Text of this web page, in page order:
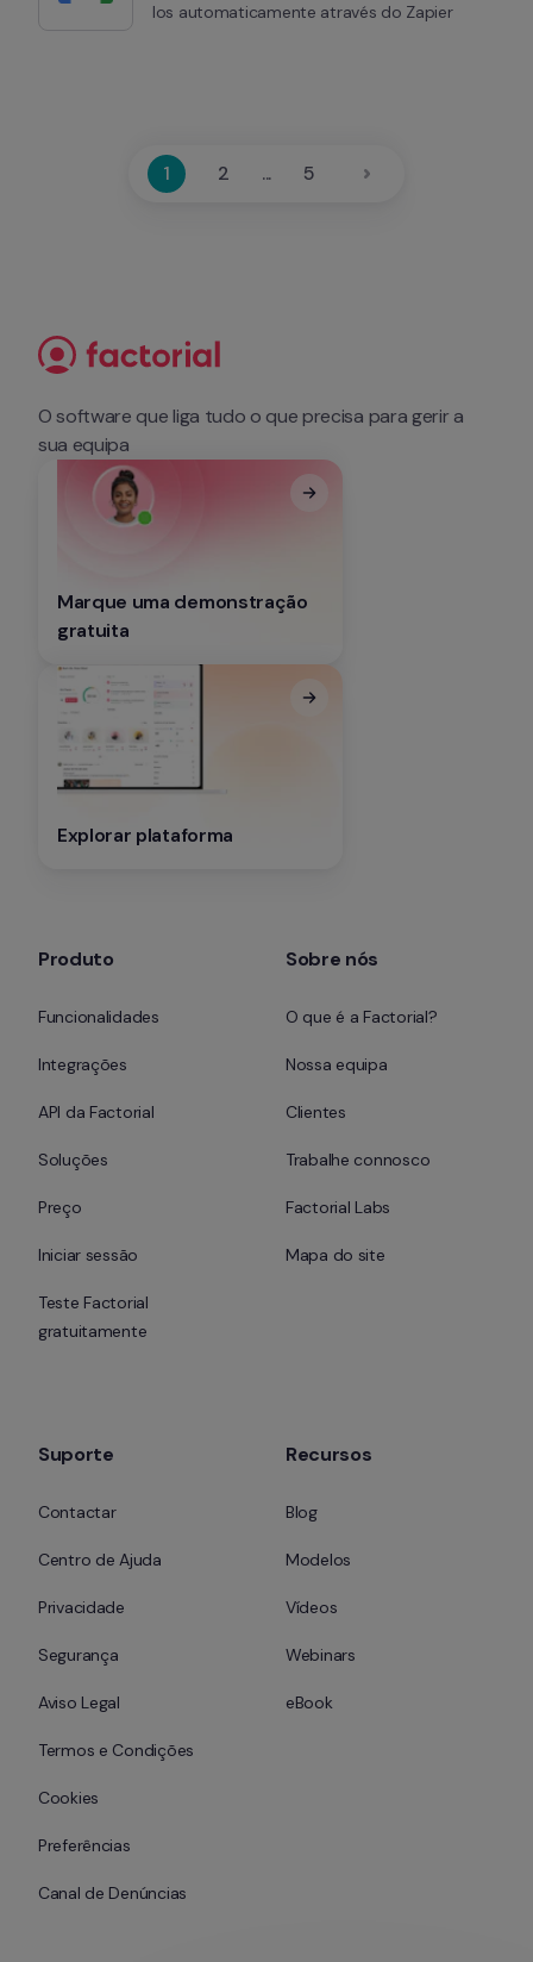
los automaticamente através do Zapier
1 2 ... 5
O software que liga tudo o que precisa para gerir a
sua equipa
Marque uma demonstração
gratuita
Explorar plataforma
Produto
Funcionalidades
Integrações
API da Factorial
Soluções
Preço
Iniciar sessão
Teste Factorial
gratuitamente
Sobre nós
O que é a Factorial?
Nossa equipa
Clientes
Trabalhe connosco
Factorial Labs
Mapa do site
Suporte
Contactar
Centro de Ajuda
Privacidade
Segurança
Aviso Legal
Termos e Condições
Cookies
Preferências
Canal de Denúncias
Recursos
Blog
Modelos
Vídeos
Webinars
eBook